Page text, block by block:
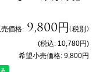
価格: 9,800円(税別)
(税込: 10,780円)
希望小売価格: 9,800円